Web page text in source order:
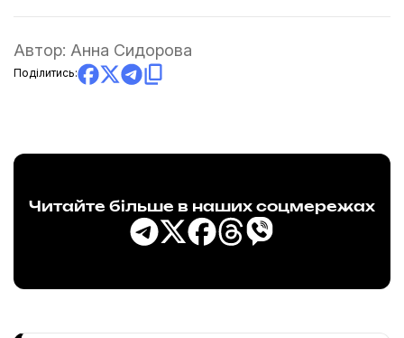
Автор: Анна Сидорова
Поділитись:
Читайте більше в наших соцмережах